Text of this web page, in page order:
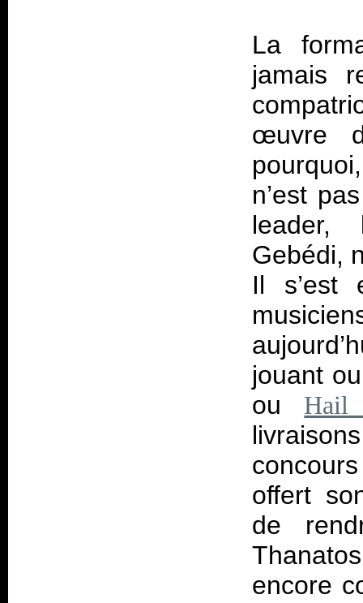
La
jamais
œuvre
n’est
leader,
Gebédi,
Il s’est
jouant
ou Hail
offert
de
encore